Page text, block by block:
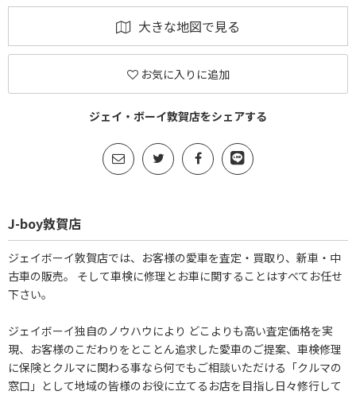
大きな地図で見る
お気に入りに追加
ジェイ・ボーイ敦賀店をシェアする
J-boy敦賀店
ジェイボーイ敦賀店では、お客様の愛車を査定・買取り、新車・中
古車の販売。 そして車検に修理とお車に関することはすべてお任せ
下さい。
ジェイボーイ独自のノウハウにより どこよりも高い査定価格を実
現、お客様のこだわりをとことん追求した愛車のご提案、車検修理
に保険とクルマに関わる事なら何でもご相談いただける「クルマの
窓口」として地域の皆様のお役に立てるお店を目指し日々修行して